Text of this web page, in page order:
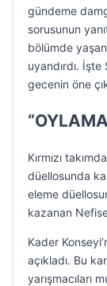
gündeme
sorusunun
bölümde
uyandırdı.
gecenin öne
Kırmızı
düellosunda
eleme
kazanan
Kader
açıkladı. Bu
yarışmacıları